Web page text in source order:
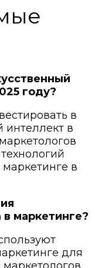
году?
в
интеллект в
маркетинге в
в маркетинге?
для